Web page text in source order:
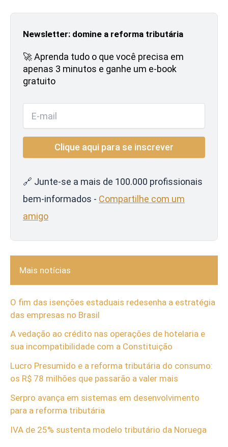
Newsletter: domine a reforma tributária
🚀 Aprenda tudo o que você precisa em
apenas 3 minutos e ganhe um e-book
gratuito
🔗 Junte-se a mais de 100.000 profissionais
bem-informados - Compartilhe com um
amigo
Mais notícias
O fim das isenções estaduais redesenha a estratégia
das empresas no Brasil
A vedação ao crédito nas operações de hotelaria e
sua incompatibilidade com a Constituição
Lucro Presumido e a reforma tributária do consumo:
os R$ 78 milhões que passarão a valer mais
Serpro avança em sistemas em desenvolvimento
para a reforma tributária
IVA de 25% sustenta modelo tributário da Noruega